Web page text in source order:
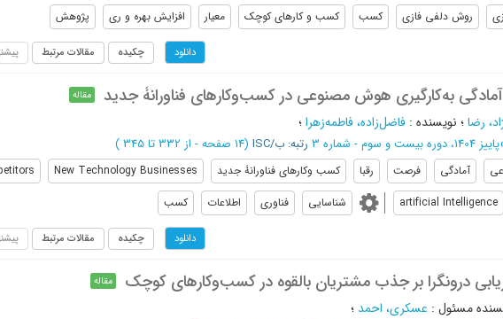
روش دلفی فازی کسب کسب و کارهای کوچک معیار افزایش بهره و ری پژوهش
دانلود چکیده مقالات مرتبط
به‌کارگیری هوش مصنوعی در کسب‌وکارهای فناورانۀ جدید مقاله
رضا؛ نویسنده : فاضل‌زاده، فاطمه‌زهرا؛
پاییز 1404، دوره بیست و سوم - شماره 3 رتبه: ب/ISC (‎14 صفحه - از 332 تا 345 )
آمادگی فرصت رقبا کسب وکارهای فناورانۀ جدید New Technology Businesses
artificial Intelligence شناسایی فناوری اطلاعات کسب
دانلود چکیده مقالات مرتبط
درونگرا بر جذب مشتریان بالقوه در کسب‌وکارهای کوچک مقاله
مسئول : عسکری، احمد ؛